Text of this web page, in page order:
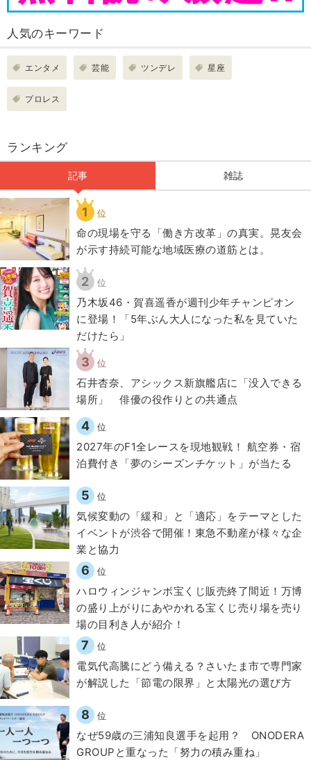
人気のキーワード
エンタメ 芸能 ツンデレ 星座
プロレス
ランキング
記事 雑誌
1 位
​命の現場を守る「働き方改革」の真実。晃友会
が示す持続可能な地域医療の道筋とは。
2 位
乃木坂46・賀喜遥香が週刊少年チャンピオン
に登場！「5年ぶん大人になった私を見ていた
だけたら」
3 位
石井杏奈、アシックス新旗艦店に「没入できる
場所」 俳優の役作りとの共通点
4 位
2027年のF1全レースを現地観戦！ 航空券・宿
泊費付き「夢のシーズンチケット」が当たる
5 位
気候変動の「緩和」と「適応」をテーマとした
イベントが渋谷で開催！東急不動産が様々な企
業と協力
6 位
ハロウィンジャンボ宝くじ販売終了間近！万博
の盛り上がりにあやかれる宝くじ売り場を売り
場の目利き人が紹介！
7 位
電気代高騰にどう備える？さいたま市で専門家
が解説した「節電の限界」と太陽光の選び方
8 位
なぜ59歳の三浦知良選手を起用？ ONODERA
GROUPと重なった「努力の積み重ね」